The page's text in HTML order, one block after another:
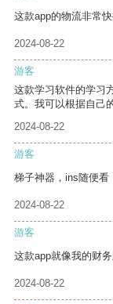
这款app的物流非常
2024-08-22
游客
这款学习软件的学习
式。我可以根据自己
2024-08-22
游客
梯子神器，ins随便看
2024-08-22
游客
这款app就像我的财
2024-08-22